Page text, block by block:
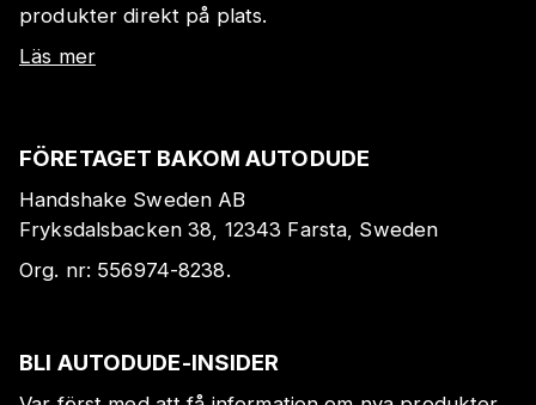
produkter direkt på plats.
Läs mer
FÖRETAGET BAKOM AUTODUDE
Handshake Sweden AB
Fryksdalsbacken 38, 12343 Farsta, Sweden
Org. nr: 556974-8238.
BLI AUTODUDE-INSIDER